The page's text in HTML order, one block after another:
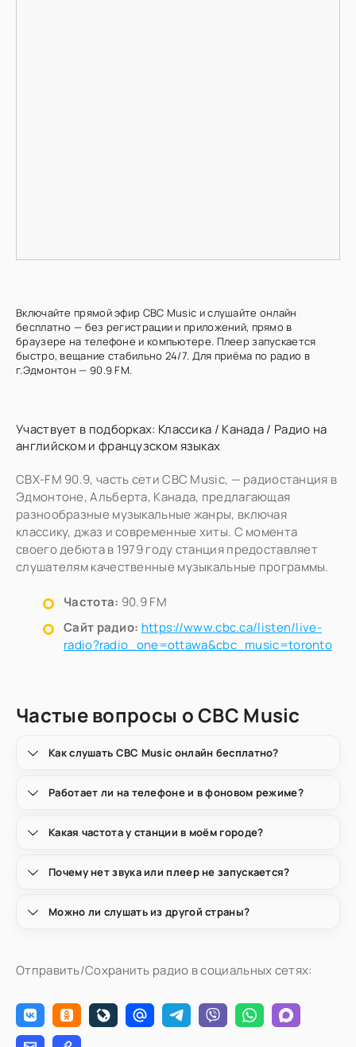
Включайте прямой эфир CBC Music и слушайте онлайн
бесплатно — без регистрации и приложений, прямо в
браузере на телефоне и компьютере. Плеер запускается
быстро, вещание стабильно 24/7. Для приёма по радио в
г.Эдмонтон — 90.9 FM.
Участвует в подборках: Классика / Канада/ Радио на
английском и французском языках
CBX-FM 90.9, часть сети CBC Music, — радиостанция в
Эдмонтоне, Альберта, Канада, предлагающая
разнообразные музыкальные жанры, включая
классику, джаз и современные хиты. С момента
своего дебюта в 1979 году станция предоставляет
слушателям качественные музыкальные программы.
Частота: 90.9 FM
Сайт радио: https://www.cbc.ca/listen/live-
radio?radio_one=ottawa&cbc_music=toronto
Частые вопросы о CBC Music
Как слушать CBC Music онлайн бесплатно?
Работает ли на телефоне и в фоновом режиме?
Какая частота у станции в моём городе?
Почему нет звука или плеер не запускается?
Можно ли слушать из другой страны?
Отправить/Сохранить радио в социальных сетях: